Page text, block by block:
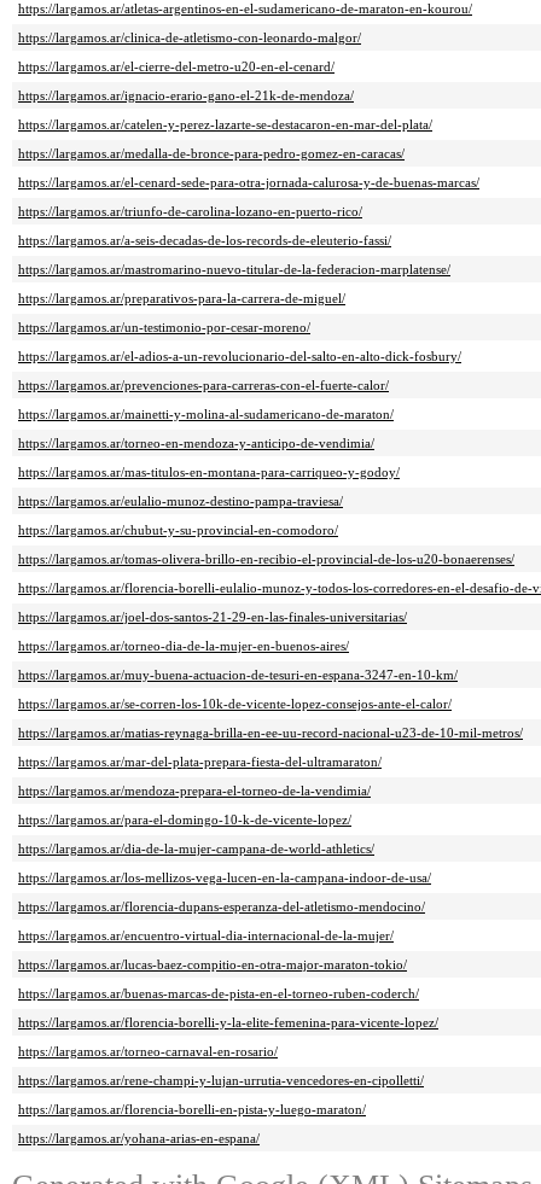
https://largamos.ar/atletas-argentinos-en-el-sudamericano-de-maraton-en-kourou/
https://largamos.ar/clinica-de-atletismo-con-leonardo-malgor/
https://largamos.ar/el-cierre-del-metro-u20-en-el-cenard/
https://largamos.ar/ignacio-erario-gano-el-21k-de-mendoza/
https://largamos.ar/catelen-y-perez-lazarte-se-destacaron-en-mar-del-plata/
https://largamos.ar/medalla-de-bronce-para-pedro-gomez-en-caracas/
https://largamos.ar/el-cenard-sede-para-otra-jornada-calurosa-y-de-buenas-marcas/
https://largamos.ar/triunfo-de-carolina-lozano-en-puerto-rico/
https://largamos.ar/a-seis-decadas-de-los-records-de-eleuterio-fassi/
https://largamos.ar/mastromarino-nuevo-titular-de-la-federacion-marplatense/
https://largamos.ar/preparativos-para-la-carrera-de-miguel/
https://largamos.ar/un-testimonio-por-cesar-moreno/
https://largamos.ar/el-adios-a-un-revolucionario-del-salto-en-alto-dick-fosbury/
https://largamos.ar/prevenciones-para-carreras-con-el-fuerte-calor/
https://largamos.ar/mainetti-y-molina-al-sudamericano-de-maraton/
https://largamos.ar/torneo-en-mendoza-y-anticipo-de-vendimia/
https://largamos.ar/mas-titulos-en-montana-para-carriqueo-y-godoy/
https://largamos.ar/eulalio-munoz-destino-pampa-traviesa/
https://largamos.ar/chubut-y-su-provincial-en-comodoro/
https://largamos.ar/tomas-olivera-brillo-en-recibio-el-provincial-de-los-u20-bonaerenses/
https://largamos.ar/florencia-borelli-eulalio-munoz-y-todos-los-corredores-en-el-desafio-de-
https://largamos.ar/joel-dos-santos-21-29-en-las-finales-universitarias/
https://largamos.ar/torneo-dia-de-la-mujer-en-buenos-aires/
https://largamos.ar/muy-buena-actuacion-de-tesuri-en-espana-3247-en-10-km/
https://largamos.ar/se-corren-los-10k-de-vicente-lopez-consejos-ante-el-calor/
https://largamos.ar/matias-reynaga-brilla-en-ee-uu-record-nacional-u23-de-10-mil-metros/
https://largamos.ar/mar-del-plata-prepara-fiesta-del-ultramaraton/
https://largamos.ar/mendoza-prepara-el-torneo-de-la-vendimia/
https://largamos.ar/para-el-domingo-10-k-de-vicente-lopez/
https://largamos.ar/dia-de-la-mujer-campana-de-world-athletics/
https://largamos.ar/los-mellizos-vega-lucen-en-la-campana-indoor-de-usa/
https://largamos.ar/florencia-dupans-esperanza-del-atletismo-mendocino/
https://largamos.ar/encuentro-virtual-dia-internacional-de-la-mujer/
https://largamos.ar/lucas-baez-compitio-en-otra-major-maraton-tokio/
https://largamos.ar/buenas-marcas-de-pista-en-el-torneo-ruben-coderch/
https://largamos.ar/florencia-borelli-y-la-elite-femenina-para-vicente-lopez/
https://largamos.ar/torneo-carnaval-en-rosario/
https://largamos.ar/rene-champi-y-lujan-urrutia-vencedores-en-cipolletti/
https://largamos.ar/florencia-borelli-en-pista-y-luego-maraton/
https://largamos.ar/yohana-arias-en-espana/